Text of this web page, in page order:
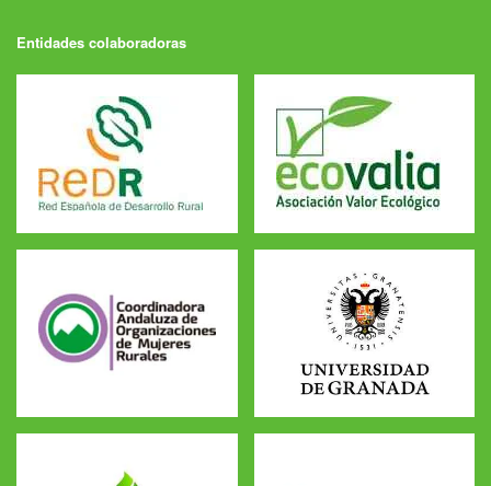
Entidades colaboradoras